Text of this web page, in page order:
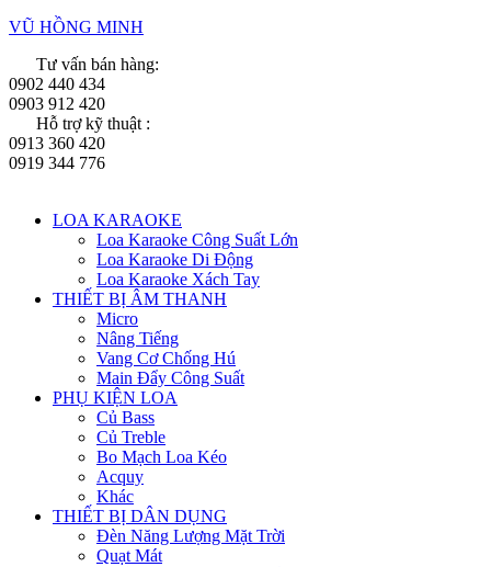
Skip
content
VŨ HỒNG MINH
Tư vấn bán hàng:
0902 440 434
0903 912 420
Hỗ trợ kỹ thuật :
0913 360 420
0919 344 776
Menu
LOA KARAOKE
Loa Karaoke Công Suất Lớn
Loa Karaoke Di Động
Loa Karaoke Xách Tay
THIẾT BỊ ÂM THANH
Micro
Nâng Tiếng
Vang Cơ Chống Hú
Main Đẩy Công Suất
PHỤ KIỆN LOA
Củ Bass
Củ Treble
Bo Mạch Loa Kéo
Acquy
Khác
THIẾT BỊ DÂN DỤNG
Đèn Năng Lượng Mặt Trời
Quạt Mát